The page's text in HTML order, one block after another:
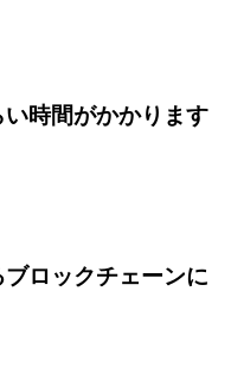
時間がかかります
ロックチェーンに